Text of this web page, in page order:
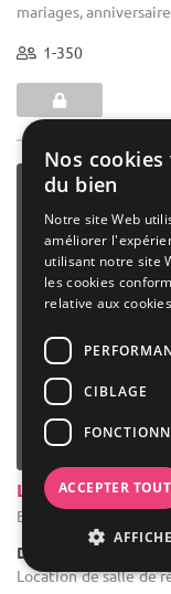
mariages,
1-350
La Ferme Des
Braives - Liège (WLG)
Demeure de
Location de salle de
Nos
du bien
Notre site Web
améliorer
utilisant notre site
les cookies
relative aux
CIBLAGE
ACCEPTER TOUT